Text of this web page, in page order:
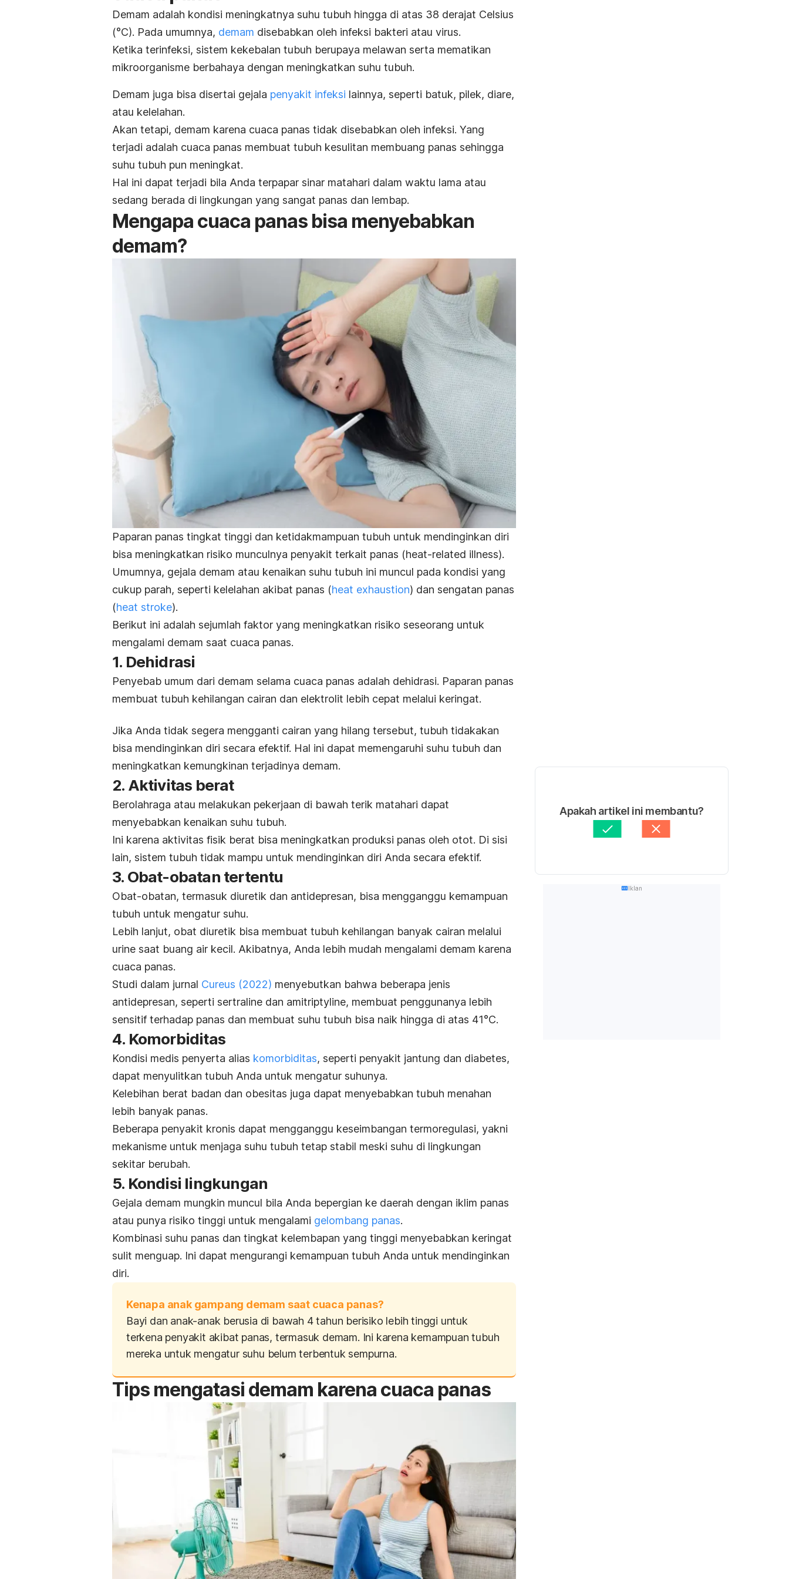
Demam adalah kondisi meningkatnya suhu tubuh hingga di atas 38 derajat Celsius
(°C). Pada umumnya, demam disebabkan oleh infeksi bakteri atau virus.
Ketika terinfeksi, sistem kekebalan tubuh berupaya melawan serta mematikan
mikroorganisme berbahaya dengan meningkatkan suhu tubuh.
Demam juga bisa disertai gejala penyakit infeksi lainnya, seperti batuk, pilek, diare,
atau kelelahan.
Akan tetapi, demam karena cuaca panas tidak disebabkan oleh infeksi. Yang
terjadi adalah cuaca panas membuat tubuh kesulitan membuang panas sehingga
suhu tubuh pun meningkat.
Hal ini dapat terjadi bila Anda terpapar sinar matahari dalam waktu lama atau
sedang berada di lingkungan yang sangat panas dan lembap.
Mengapa cuaca panas bisa menyebabkan
demam?
Paparan panas tingkat tinggi dan ketidakmampuan tubuh untuk mendinginkan diri
bisa meningkatkan risiko munculnya penyakit terkait panas (heat-related illness).
Umumnya, gejala demam atau kenaikan suhu tubuh ini muncul pada kondisi yang
cukup parah, seperti kelelahan akibat panas (heat exhaustion) dan sengatan panas
(heat stroke).
Berikut ini adalah sejumlah faktor yang meningkatkan risiko seseorang untuk
mengalami demam saat cuaca panas.
1. Dehidrasi
Penyebab umum dari demam selama cuaca panas adalah dehidrasi. Paparan panas
membuat tubuh kehilangan cairan dan elektrolit lebih cepat melalui keringat.
Jika Anda tidak segera mengganti cairan yang hilang tersebut, tubuh tidakakan
bisa mendinginkan diri secara efektif. Hal ini dapat memengaruhi suhu tubuh dan
meningkatkan kemungkinan terjadinya demam.
2. Aktivitas berat
Berolahraga atau melakukan pekerjaan di bawah terik matahari dapat
menyebabkan kenaikan suhu tubuh.
Ini karena aktivitas fisik berat bisa meningkatkan produksi panas oleh otot. Di sisi
lain, sistem tubuh tidak mampu untuk mendinginkan diri Anda secara efektif.
3. Obat-obatan tertentu
Obat-obatan, termasuk diuretik dan antidepresan, bisa mengganggu kemampuan
tubuh untuk mengatur suhu.
Lebih lanjut, obat diuretik bisa membuat tubuh kehilangan banyak cairan melalui
urine saat buang air kecil. Akibatnya, Anda lebih mudah mengalami demam karena
cuaca panas.
Studi dalam jurnal Cureus (2022) menyebutkan bahwa beberapa jenis
antidepresan, seperti sertraline dan amitriptyline, membuat penggunanya lebih
sensitif terhadap panas dan membuat suhu tubuh bisa naik hingga di atas 41°C.
4. Komorbiditas
Kondisi medis penyerta alias komorbiditas, seperti penyakit jantung dan diabetes,
dapat menyulitkan tubuh Anda untuk mengatur suhunya.
Kelebihan berat badan dan obesitas juga dapat menyebabkan tubuh menahan
lebih banyak panas.
Beberapa penyakit kronis dapat mengganggu keseimbangan termoregulasi, yakni
mekanisme untuk menjaga suhu tubuh tetap stabil meski suhu di lingkungan
sekitar berubah.
5. Kondisi lingkungan
Gejala demam mungkin muncul bila Anda bepergian ke daerah dengan iklim panas
atau punya risiko tinggi untuk mengalami gelombang panas.
Kombinasi suhu panas dan tingkat kelembapan yang tinggi menyebabkan keringat
sulit menguap. Ini dapat mengurangi kemampuan tubuh Anda untuk mendinginkan
diri.
Kenapa anak gampang demam saat cuaca panas?
Bayi dan anak-anak berusia di bawah 4 tahun berisiko lebih tinggi untuk
terkena penyakit akibat panas, termasuk demam. Ini karena kemampuan tubuh
mereka untuk mengatur suhu belum terbentuk sempurna.
Tips mengatasi demam karena cuaca panas
Apakah artikel ini membantu?
Iklan